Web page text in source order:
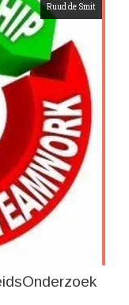
Ruud de Smit